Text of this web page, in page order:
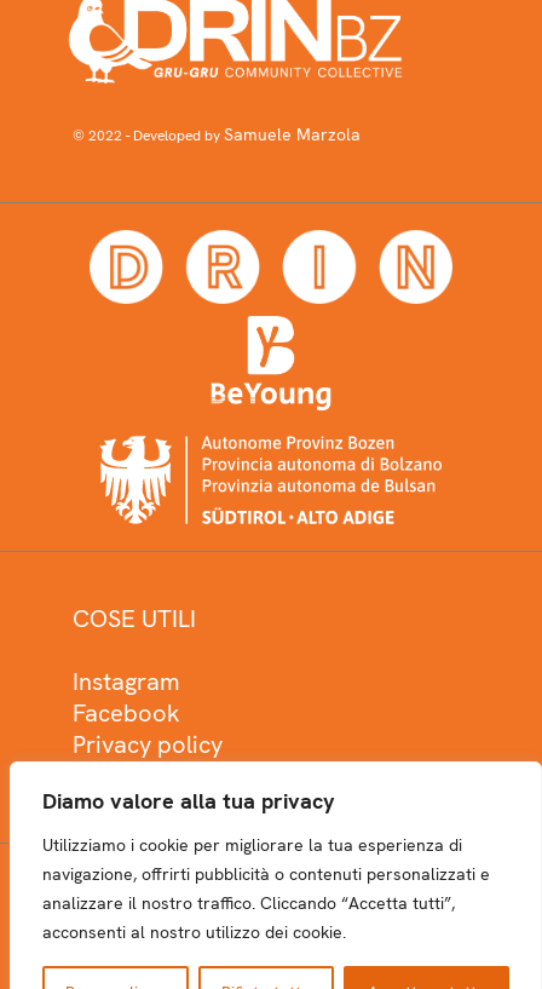
Diamo valore alla tua privacy
Utilizziamo i cookie per migliorare la tua esperienza di
navigazione, offrirti pubblicità o contenuti personalizzati e
analizzare il nostro traffico. Cliccando “Accetta tutti”,
acconsenti al nostro utilizzo dei cookie.
© 2022 - Developed bySamuele Marzola
COSE UTILI
Instagram
Facebook
Privacy policy
NEWSLETTER